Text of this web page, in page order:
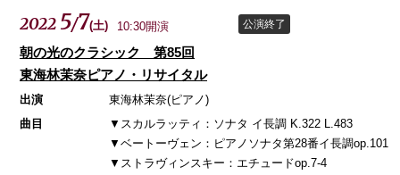
2022 5/7(土) 10:30開演 公演終了
朝の光のクラシック 第85回
東海林茉奈ピアノ・リサイタル
出演
東海林茉奈(ピアノ)
曲目
▼スカルラッティ：ソナタ イ長調 K.322 L.483
▼ベートーヴェン：ピアノソナタ第28番イ長調op.101
▼ストラヴィンスキー：エチュードop.7-4